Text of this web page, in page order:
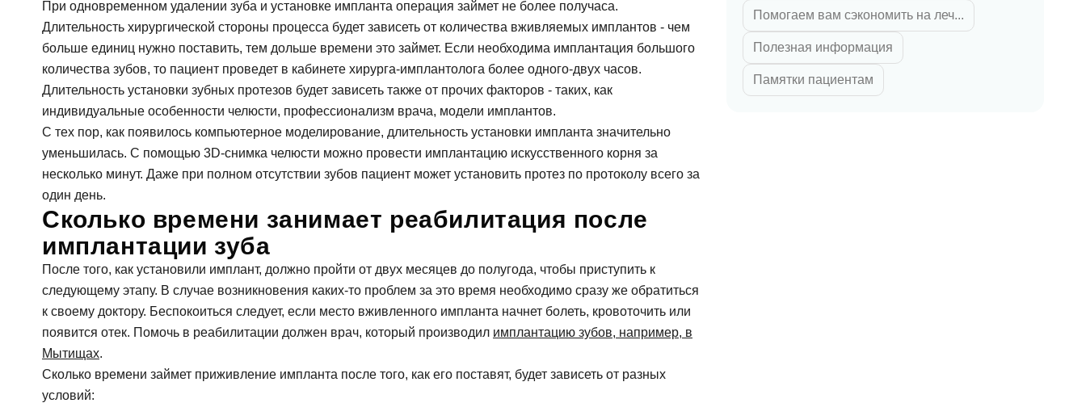
При одновременном удалении зуба и установке импланта операция займет не более получаса.
Длительность хирургической стороны процесса будет зависеть от количества вживляемых имплантов - чем
больше единиц нужно поставить, тем дольше времени это займет. Если необходима имплантация большого
количества зубов, то пациент проведет в кабинете хирурга-имплантолога более одного-двух часов.
Длительность установки зубных протезов будет зависеть также от прочих факторов - таких, как
индивидуальные особенности челюсти, профессионализм врача, модели имплантов.
С тех пор, как появилось компьютерное моделирование, длительность установки импланта значительно
уменьшилась. С помощью 3D-снимка челюсти можно провести имплантацию искусственного корня за
несколько минут. Даже при полном отсутствии зубов пациент может установить протез по протоколу всего за
один день.
Сколько времени занимает реабилитация после
имплантации зуба
После того, как установили имплант, должно пройти от двух месяцев до полугода, чтобы приступить к
следующему этапу. В случае возникновения каких-то проблем за это время необходимо сразу же обратиться
к своему доктору. Беспокоиться следует, если место вживленного импланта начнет болеть, кровоточить или
появится отек. Помочь в реабилитации должен врач, который производил имплантацию зубов, например, в
Мытищах.
Сколько времени займет приживление импланта после того, как его поставят, будет зависеть от разных
условий:
Помогаем вам сэкономить на леч...
Полезная информация
Памятки пациентам